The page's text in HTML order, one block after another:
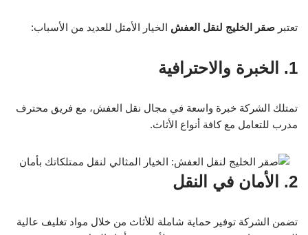
تعتبر صقر الخليج لنقل العفش الخيار الأمثل للعديد من الأسباب:
1. الخبرة والاحترافية
تمتلك الشركة خبرة واسعة في مجال نقل العفش، مع فريق محترف
مدرب للتعامل مع كافة أنواع الأثاث.
2. الأمان في النقل
تضمن الشركة توفير حماية شاملة للأثاث من خلال مواد تغليف عالية